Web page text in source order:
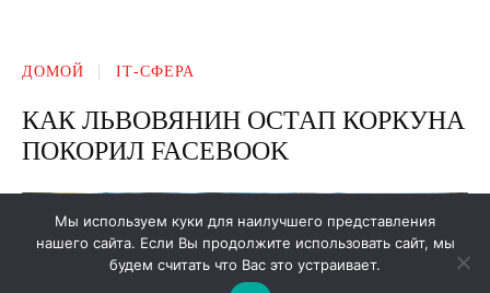
Мы используем куки для наилучшего представления
нашего сайта. Если Вы продолжите использовать сайт, мы
будем считать что Вас это устраивает.